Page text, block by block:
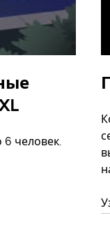
6 человек.